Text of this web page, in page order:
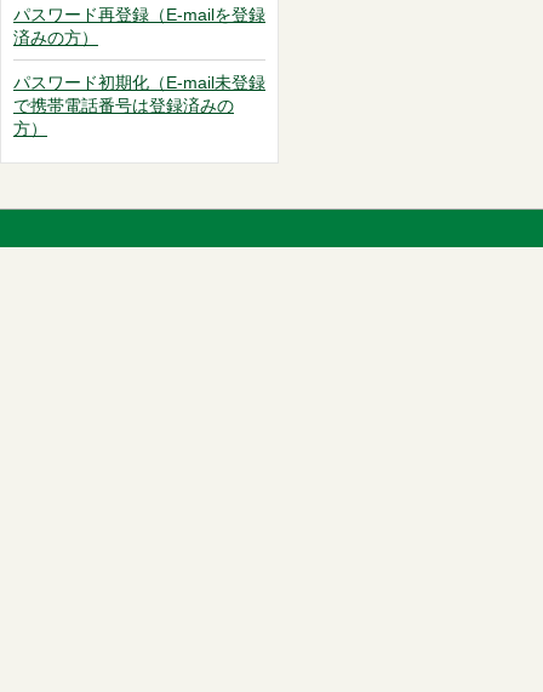
パスワード再登録（E-mailを登録
済みの方）
パスワード初期化（E-mail未登録
で携帯電話番号は登録済みの
方）